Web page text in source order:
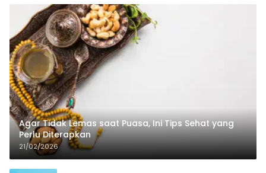
Agar Tidak Lemas saat Puasa, Ini Tips Sehat yang
Perlu Diterapkan
21/02/2026